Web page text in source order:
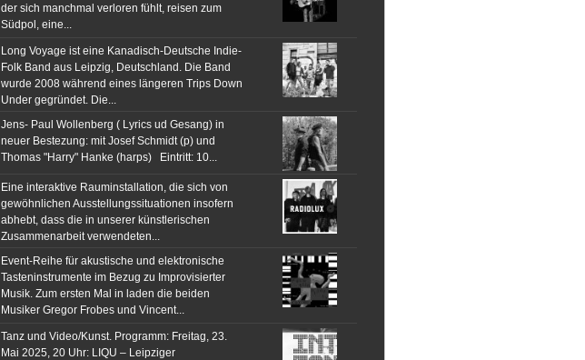
der sich manchmal verloren fühlt, reisen zum
Südpol, eine...
Long Voyage ist eine Kanadisch-Deutsche Indie-
Folk Band aus Leipzig, Deutschland. Die Band
wurde 2008 während eines längeren Trips Down
Under gegründet. Die...
Jens- Paul Wollenberg ( Lyrics ud Gesang) in
neuer Bestezung: mit Josef Schmidt (p) und
Thomas "Harry" Hanke (harps) Eintritt: 10...
Eine interaktive Rauminstallation, die sich von
gewöhnlichen Ausstellungssituationen insofern
abhebt, dass die in unserer künstlerischen
Zusammenarbeit verwendeten...
Event-Reihe für akustische und elektronische
Tasteninstrumente im Bezug zu Improvisierter
Musik. Zum ersten Mal in laden die beiden
Musiker Gregor Frobes und Vincent...
Tanz und Video/Kunst. Programm: Freitag, 23.
Mai 2025, 20 Uhr: LIQU – Leipziger